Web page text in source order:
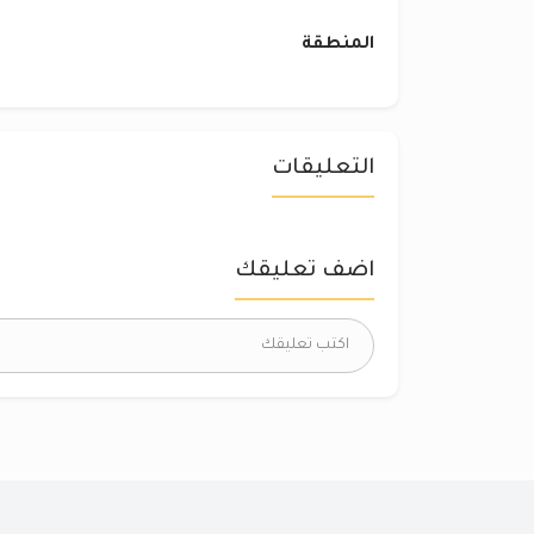
المنطقة
التعليقات
اضف تعليقك